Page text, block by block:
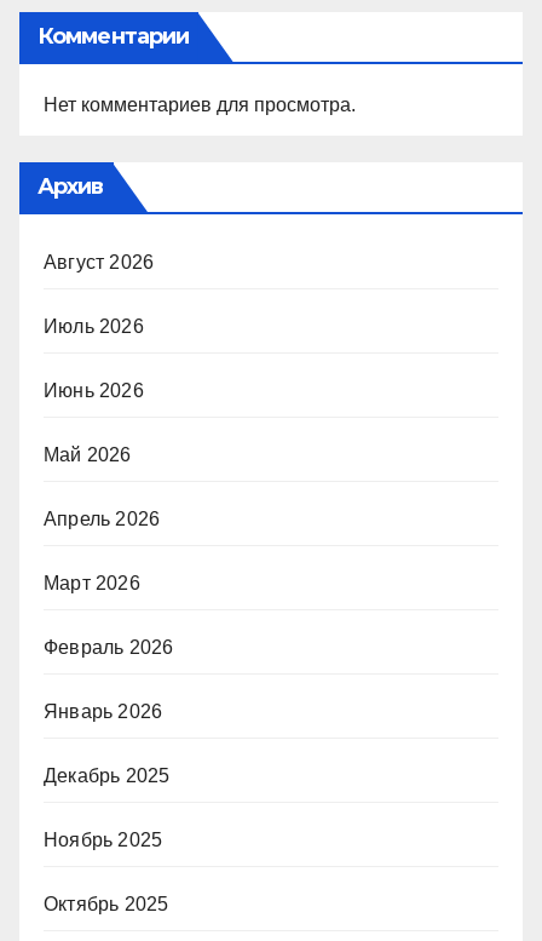
Комментарии
Нет комментариев для просмотра.
Архив
Август 2026
Июль 2026
Июнь 2026
Май 2026
Апрель 2026
Март 2026
Февраль 2026
Январь 2026
Декабрь 2025
Ноябрь 2025
Октябрь 2025